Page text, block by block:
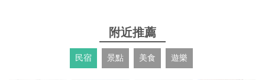
2024-06-15 12:38:00
沒玩過手搖船，覺得很好玩喔！ 小孩玩賽車跟手搖船
釣魚，說這裡很好玩
附近推薦
民宿 景點 美食 遊樂